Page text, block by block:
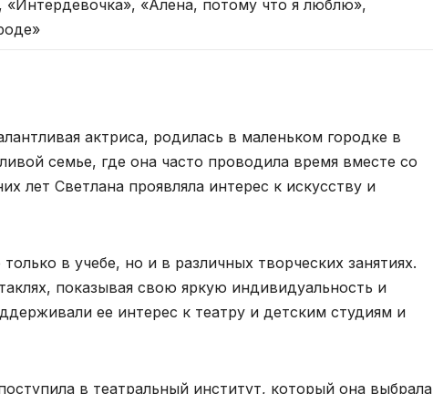
«Алена, потому что я люблю»,
актриса, родилась в маленьком городке в
семье, где она часто проводила время вместе со
лет Светлана проявляла интерес к искусству и
в учебе, но и в различных творческих занятиях.
показывая свою яркую индивидуальность и
ее интерес к театру и детским студиям и
в театральный институт, который она выбрала